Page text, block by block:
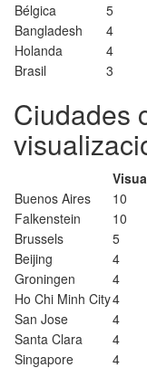
Bélgica
5
Bangladesh
4
Holanda
4
Brasil
3
Ciudades
Buenos Aires
10
Falkenstein
10
Brussels
5
Beijing
4
Groningen
4
Ho Chi Minh City4
San Jose
4
Santa Clara
4
Singapore
4